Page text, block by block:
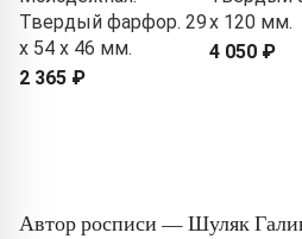
Твердый фарфор. 29
x 54 x 46 мм.
2 365 ₽
x 120 мм.
4 050 ₽
Автор росписи — Шуляк